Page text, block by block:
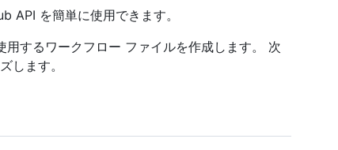
API を簡単に使用できます。
するワークフロー ファイルを作成します。 次
します。